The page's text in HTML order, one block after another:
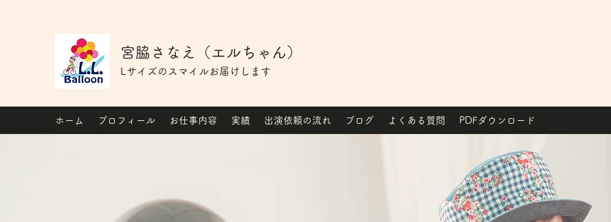
宮脇さなえ（エルちゃん）
Lサイズのスマイルお届けします
ホーム プロフィール お仕事内容 実績 出演依頼の流れ ブログ よくある質問 PDFダウンロード